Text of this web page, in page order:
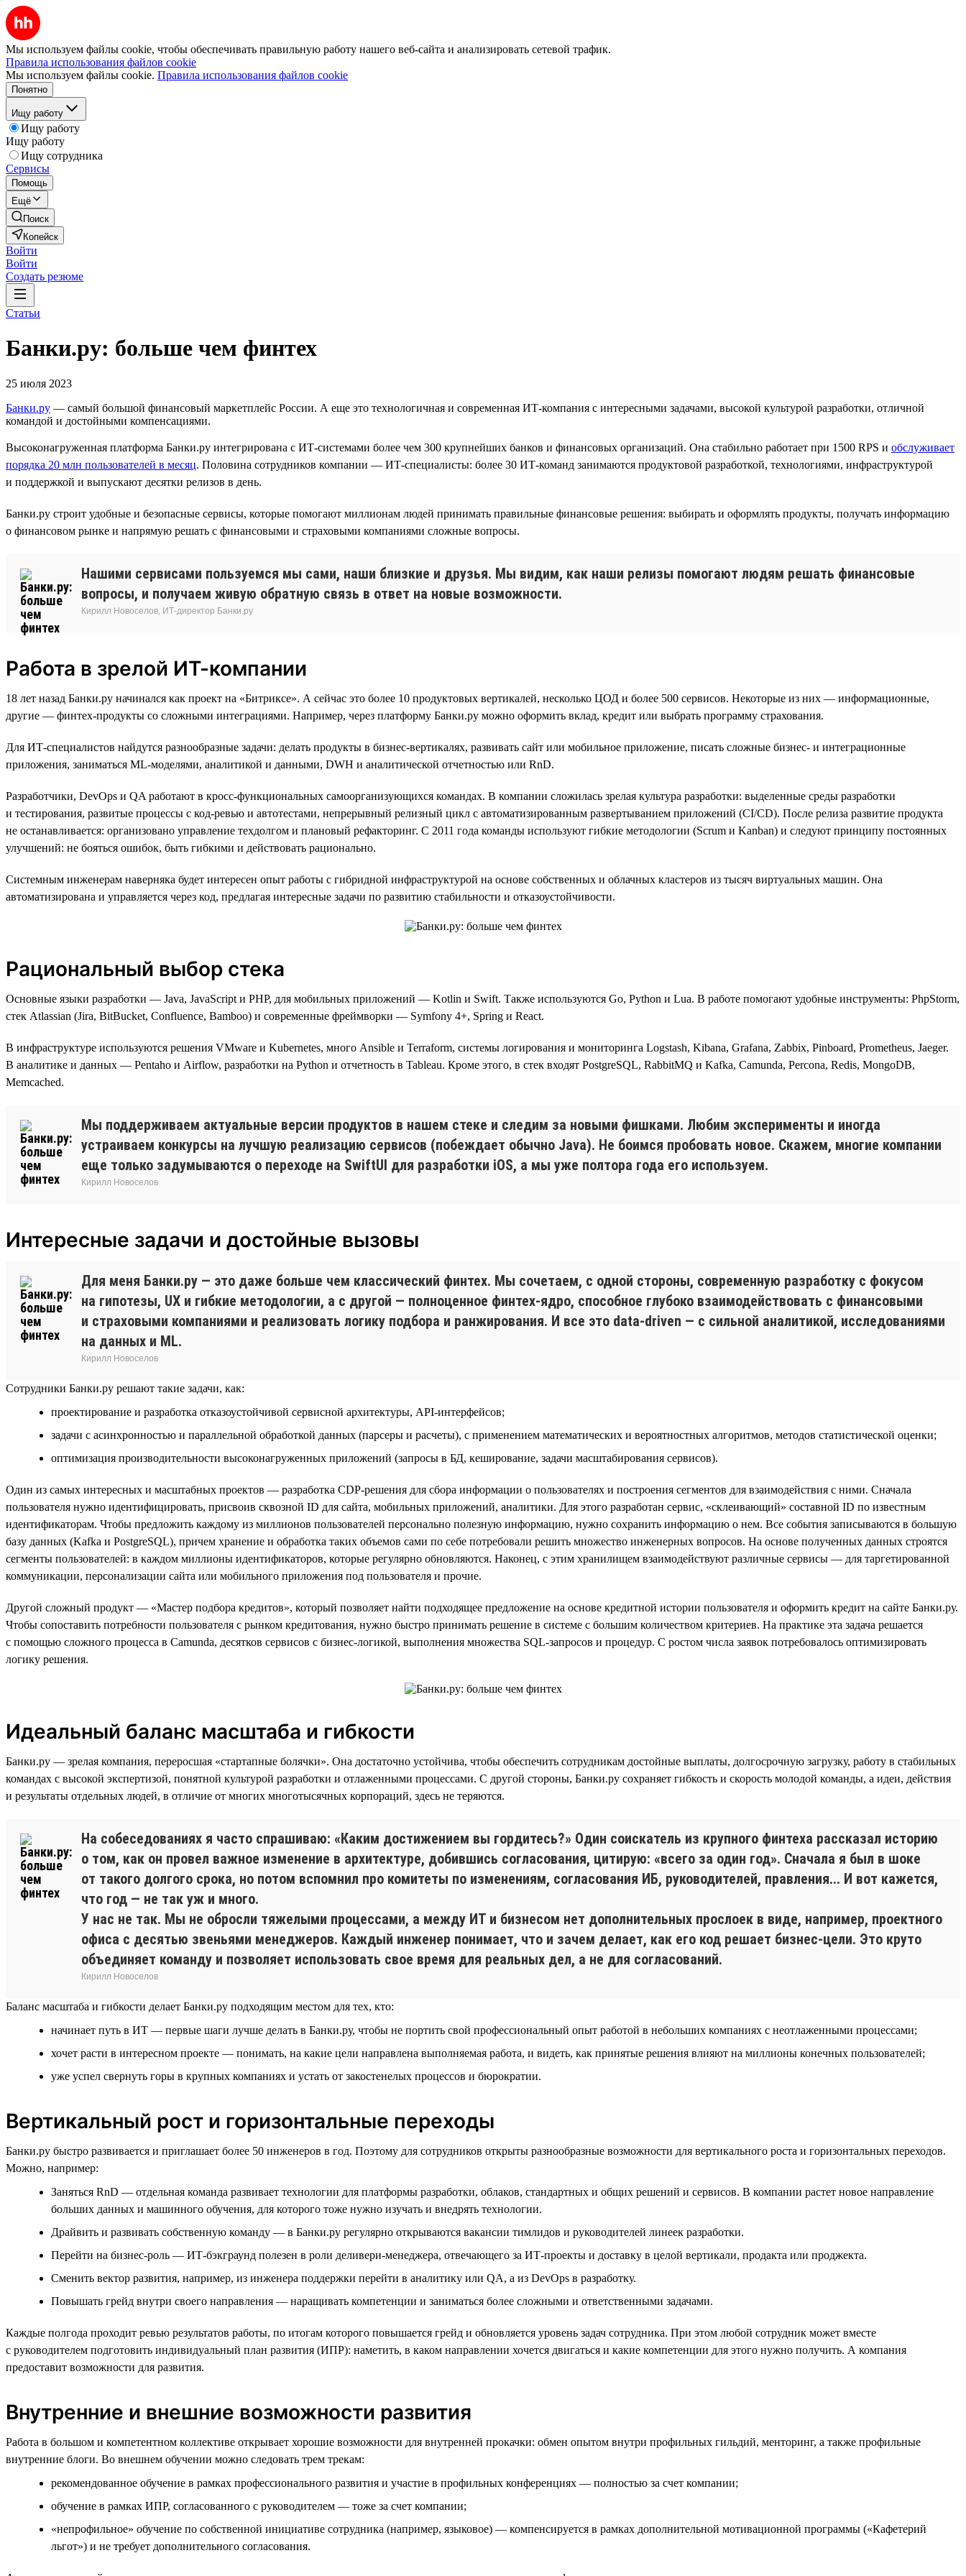
Мы используем файлы cookie, чтобы обеспечивать правильную работу нашего веб-сайта и анализировать сетевой трафик.
Правила использования файлов cookie
Мы используем файлы cookie. Правила использования файлов cookie
Понятно
Ищу работу
Ищу работу
Ищу работу
Ищу сотрудника
Сервисы
Помощь
Ещё
Поиск
Копейск
Войти
Войти
Создать резюме
Статьи
Банки.ру: больше чем финтех
25 июля 2023
Банки.ру — самый большой финансовый маркетплейс России. А еще это технологичная и современная ИТ-компания с интересными задачами, высокой культурой разработки, отличной
командой и достойными компенсациями.
Высоконагруженная платформа Банки.ру интегрирована с ИТ‑системами более чем 300 крупнейших банков и финансовых организаций. Она стабильно работает при 1500 RPS и обслуживает
порядка 20 млн пользователей в месяц. Половина сотрудников компании — ИТ-специалисты: более 30 ИТ-команд занимаются продуктовой разработкой, технологиями, инфраструктурой
и поддержкой и выпускают десятки релизов в день.
Банки.ру строит удобные и безопасные сервисы, которые помогают миллионам людей принимать правильные финансовые решения: выбирать и оформлять продукты, получать информацию
о финансовом рынке и напрямую решать с финансовыми и страховыми компаниями сложные вопросы.
Нашими сервисами пользуемся мы сами, наши близкие и друзья. Мы видим, как наши релизы помогают людям решать финансовые
вопросы, и получаем живую обратную связь в ответ на новые возможности.
Кирилл Новоселов, ИТ-директор Банки.ру
Работа в зрелой ИТ-компании
18 лет назад Банки.ру начинался как проект на «Битриксе». А сейчас это более 10 продуктовых вертикалей, несколько ЦОД и более 500 сервисов. Некоторые из них — информационные,
другие — финтех-продукты со сложными интеграциями. Например, через платформу Банки.ру можно оформить вклад, кредит или выбрать программу страхования.
Для ИТ-специалистов найдутся разнообразные задачи: делать продукты в бизнес-вертикалях, развивать сайт или мобильное приложение, писать сложные бизнес- и интеграционные
приложения, заниматься ML-моделями, аналитикой и данными, DWH и аналитической отчетностью или RnD.
Разработчики, DevOps и QA работают в кросс-функциональных самоорганизующихся командах. В компании сложилась зрелая культура разработки: выделенные среды разработки
и тестирования, развитые процессы с код-ревью и автотестами, непрерывный релизный цикл с автоматизированным развертыванием приложений (CI/CD). После релиза развитие продукта
не останавливается: организовано управление техдолгом и плановый рефакторинг. С 2011 года команды используют гибкие методологии (Scrum и Kanban) и следуют принципу постоянных
улучшений: не бояться ошибок, быть гибкими и действовать рационально.
Системным инженерам наверняка будет интересен опыт работы с гибридной инфраструктурой на основе собственных и облачных кластеров из тысяч виртуальных машин. Она
автоматизирована и управляется через код, предлагая интересные задачи по развитию стабильности и отказоустойчивости.
Рациональный выбор стека
Основные языки разработки — Java, JavaScript и PHP, для мобильных приложений — Kotlin и Swift. Также используются Go, Python и Lua. В работе помогают удобные инструменты: PhpStorm,
стек Atlassian (Jira, BitBucket, Confluence, Bamboo) и современные фреймворки — Symfony 4+, Spring и React.
В инфраструктуре используются решения VMware и Kubernetes, много Ansible и Terraform, системы логирования и мониторинга Logstash, Kibana, Grafana, Zabbix, Pinboard, Prometheus, Jaeger.
В аналитике и данных — Pentaho и Airflow, разработки на Python и отчетность в Tableau. Кроме этого, в стек входят PostgreSQL, RabbitMQ и Kafka, Camunda, Percona, Redis, MongoDB,
Memcached.
Мы поддерживаем актуальные версии продуктов в нашем стеке и следим за новыми фишками. Любим эксперименты и иногда
устраиваем конкурсы на лучшую реализацию сервисов (побеждает обычно Java). Не боимся пробовать новое. Скажем, многие компании
еще только задумываются о переходе на SwiftUI для разработки iOS, а мы уже полтора года его используем.
Кирилл Новоселов
Интересные задачи и достойные вызовы
Для меня Банки.ру — это даже больше чем классический финтех. Мы сочетаем, с одной стороны, современную разработку с фокусом
на гипотезы, UX и гибкие методологии, а с другой — полноценное финтех-ядро, способное глубоко взаимодействовать с финансовыми
и страховыми компаниями и реализовать логику подбора и ранжирования. И все это data-driven — с сильной аналитикой, исследованиями
на данных и ML.
Кирилл Новоселов
Сотрудники Банки.ру решают такие задачи, как:
проектирование и разработка отказоустойчивой сервисной архитектуры, API-интерфейсов;
задачи с асинхронностью и параллельной обработкой данных (парсеры и расчеты), с применением математических и вероятностных алгоритмов, методов статистической оценки;
оптимизация производительности высоконагруженных приложений (запросы в БД, кеширование, задачи масштабирования сервисов).
Один из самых интересных и масштабных проектов — разработка CDP-решения для сбора информации о пользователях и построения сегментов для взаимодействия с ними. Сначала
пользователя нужно идентифицировать, присвоив сквозной ID для сайта, мобильных приложений, аналитики. Для этого разработан сервис, «склеивающий» составной ID по известным
идентификаторам. Чтобы предложить каждому из миллионов пользователей персонально полезную информацию, нужно сохранить информацию о нем. Все события записываются в большую
базу данных (Kafka и PostgreSQL), причем хранение и обработка таких объемов сами по себе потребовали решить множество инженерных вопросов. На основе полученных данных строятся
сегменты пользователей: в каждом миллионы идентификаторов, которые регулярно обновляются. Наконец, с этим хранилищем взаимодействуют различные сервисы — для таргетированной
коммуникации, персонализации сайта или мобильного приложения под пользователя и прочие.
Другой сложный продукт — «Мастер подбора кредитов», который позволяет найти подходящее предложение на основе кредитной истории пользователя и оформить кредит на сайте Банки.ру.
Чтобы сопоставить потребности пользователя с рынком кредитования, нужно быстро принимать решение в системе с большим количеством критериев. На практике эта задача решается
с помощью сложного процесса в Camunda, десятков сервисов с бизнес-логикой, выполнения множества SQL-запросов и процедур. С ростом числа заявок потребовалось оптимизировать
логику решения.
Идеальный баланс масштаба и гибкости
Банки.ру — зрелая компания, переросшая «стартапные болячки». Она достаточно устойчива, чтобы обеспечить сотрудникам достойные выплаты, долгосрочную загрузку, работу в стабильных
командах с высокой экспертизой, понятной культурой разработки и отлаженными процессами. С другой стороны, Банки.ру сохраняет гибкость и скорость молодой команды, а идеи, действия
и результаты отдельных людей, в отличие от многих многотысячных корпораций, здесь не теряются.
На собеседованиях я часто спрашиваю: «Каким достижением вы гордитесь?» Один соискатель из крупного финтеха рассказал историю
о том, как он провел важное изменение в архитектуре, добившись согласования, цитирую: «всего за один год». Сначала я был в шоке
от такого долгого срока, но потом вспомнил про комитеты по изменениям, согласования ИБ, руководителей, правления... И вот кажется,
что год — не так уж и много.
У нас не так. Мы не обросли тяжелыми процессами, а между ИТ и бизнесом нет дополнительных прослоек в виде, например, проектного
офиса с десятью звеньями менеджеров. Каждый инженер понимает, что и зачем делает, как его код решает бизнес-цели. Это круто
объединяет команду и позволяет использовать свое время для реальных дел, а не для согласований.
Кирилл Новоселов
Баланс масштаба и гибкости делает Банки.ру подходящим местом для тех, кто:
начинает путь в ИТ — первые шаги лучше делать в Банки.ру, чтобы не портить свой профессиональный опыт работой в небольших компаниях с неотлаженными процессами;
хочет расти в интересном проекте — понимать, на какие цели направлена выполняемая работа, и видеть, как принятые решения влияют на миллионы конечных пользователей;
уже успел свернуть горы в крупных компаниях и устать от закостенелых процессов и бюрократии.
Вертикальный рост и горизонтальные переходы
Банки.ру быстро развивается и приглашает более 50 инженеров в год. Поэтому для сотрудников открыты разнообразные возможности для вертикального роста и горизонтальных переходов.
Можно, например:
Заняться RnD — отдельная команда развивает технологии для платформы разработки, облаков, стандартных и общих решений и сервисов. В компании растет новое направление
больших данных и машинного обучения, для которого тоже нужно изучать и внедрять технологии.
Драйвить и развивать собственную команду — в Банки.ру регулярно открываются вакансии тимлидов и руководителей линеек разработки.
Перейти на бизнес-роль — ИТ-бэкграунд полезен в роли деливери-менеджера, отвечающего за ИТ-проекты и доставку в целой вертикали, продакта или проджекта.
Сменить вектор развития, например, из инженера поддержки перейти в аналитику или QA, а из DevOps в разработку.
Повышать грейд внутри своего направления — наращивать компетенции и заниматься более сложными и ответственными задачами.
Каждые полгода проходит ревью результатов работы, по итогам которого повышается грейд и обновляется уровень задач сотрудника. При этом любой сотрудник может вместе
с руководителем подготовить индивидуальный план развития (ИПР): наметить, в каком направлении хочется двигаться и какие компетенции для этого нужно получить. А компания
предоставит возможности для развития.
Внутренние и внешние возможности развития
Работа в большом и компетентном коллективе открывает хорошие возможности для внутренней прокачки: обмен опытом внутри профильных гильдий, менторинг, а также профильные
внутренние блоги. Во внешнем обучении можно следовать трем трекам:
рекомендованное обучение в рамках профессионального развития и участие в профильных конференциях — полностью за счет компании;
обучение в рамках ИПР, согласованного с руководителем — тоже за счет компании;
«непрофильное» обучение по собственной инициативе сотрудника (например, языковое) — компенсируется в рамках дополнительной мотивационной программы («Кафетерий
льгот») и не требует дополнительного согласования.